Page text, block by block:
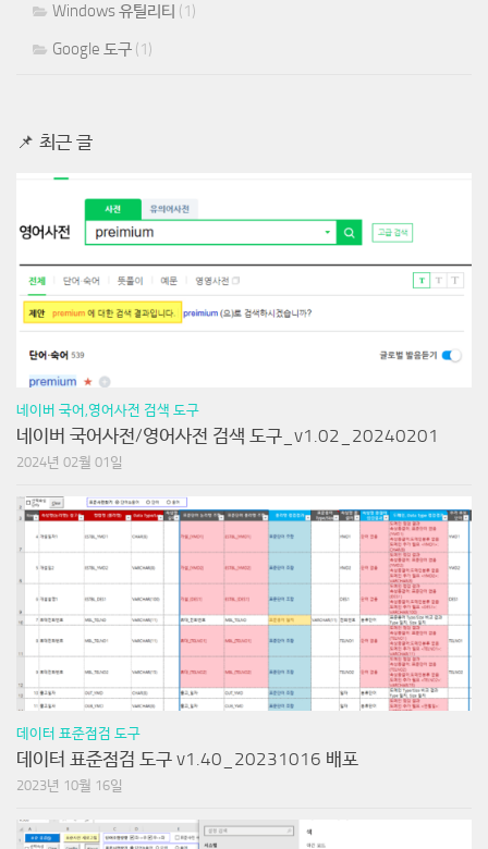
Windows 유틸리티 (1)
Google 도구 (1)
📌 최근 글
네이버 국어,영어사전 검색 도구
네이버 국어사전/영어사전 검색 도구_v1.02_20240201
2024년 02월 01일
데이터 표준점검 도구
데이터 표준점검 도구 v1.40_20231016 배포
2023년 10월 16일